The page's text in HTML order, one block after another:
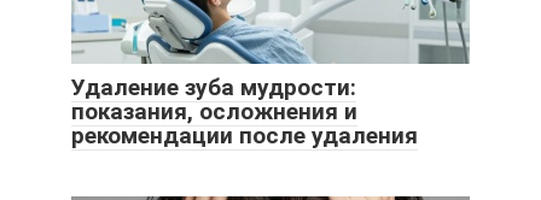
Удаление зуба мудрости:
показания, осложнения и
рекомендации после удаления